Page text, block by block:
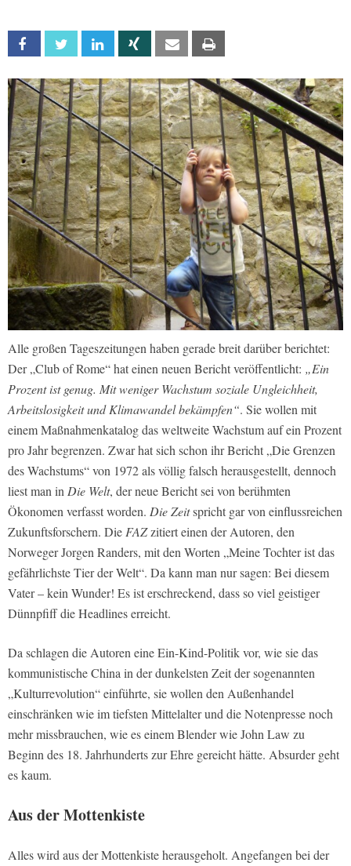
Facebook Twitter Linkedin Xing Email
Alle großen Tageszeitungen haben gerade breit darüber berichtet:
Der „Club of Rome“ hat einen neuen Bericht veröffentlicht: „Ein
Prozent ist genug. Mit weniger Wachstum soziale Ungleichheit,
Arbeitslosigkeit und Klimawandel bekämpfen“. Sie wollen mit
einem Maßnahmenkatalog das weltweite Wachstum auf ein Prozent
pro Jahr begrenzen. Zwar hat sich schon ihr Bericht „Die Grenzen
des Wachstums“ von 1972 als völlig falsch herausgestellt, dennoch
liest man in Die Welt, der neue Bericht sei von berühmten
Ökonomen verfasst worden. Die Zeitspricht gar von einflussreichen
Zukunftsforschern. Die FAZzitiert einen der Autoren, den
Norweger Jorgen Randers, mit den Worten „Meine Tochter ist das
gefährlichste Tier der Welt“. Da kann man nur sagen: Bei diesem
Vater – kein Wunder! Es ist erschreckend, dass so viel geistiger
Dünnpfiff die Headlines erreicht.
Da schlagen die Autoren eine Ein-Kind-Politik vor, wie sie das
kommunistische China in der dunkelsten Zeit der sogenannten
„Kulturrevolution“ einführte, sie wollen den Außenhandel
einschränken wie im tiefsten Mittelalter und die Notenpresse noch
mehr missbrauchen, wie es einem Blender wie John Law zu
Beginn des 18. Jahrhunderts zur Ehre gereicht hätte. Absurder geht
es kaum.
Aus der Mottenkiste
Alles wird aus der Mottenkiste herausgeholt. Angefangen bei der